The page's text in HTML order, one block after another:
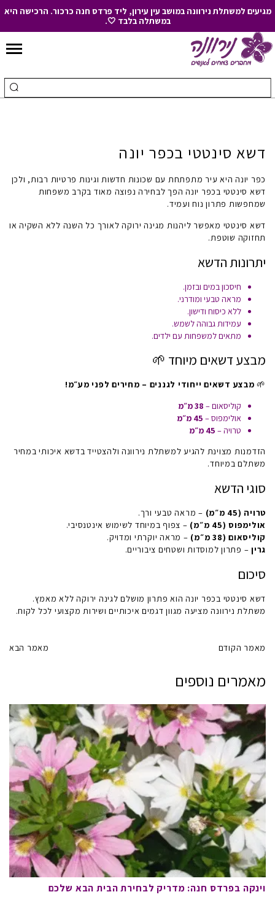
to
מגיעים למשתלת נירוונה במושב עין עירון, ליד פרדס חנה כרכור. הרכישה היא
במשתלה בלבד 🤍.
דשא סינטטי בכפר יונה
כפר יונההיא עיר מתפתחת עם שכונות חדשות וגינות פרטיות רבות, ולכן
דשא סינטטי בכפר יונההפך לבחירה נפוצה מאוד בקרב משפחות
שמחפשות פתרון נוח ועמיד.
דשא סינטטי מאפשר ליהנות מגינה ירוקה לאורך כל השנה ללא השקיה או
תחזוקה שוטפת.
יתרונות הדשא
חיסכון במים ובזמן.
מראה טבעי ומודרני.
ללא כיסוח ודישון.
עמידות גבוהה לשמש.
מתאים למשפחות עם ילדים.
מבצע דשאים מיוחד 🌱
🌱 מבצע דשאים ייחודי לגננים – מחירים לפני מע״מ!
קוליסאום – 38 מ״מ
אולימפוס – 45 מ״מ
טרויה – 45 מ״מ
הזדמנות מצוינת להגיע למשתלת נירוונהולהצטייד בדשא איכותי במחיר
משתלם במיוחד.
סוגי הדשא
טרויה (45 מ״מ)
– מראה טבעי ורך.
אולימפוס (45 מ״מ)
– צפוף במיוחד לשימוש אינטנסיבי.
קוליסאום (38 מ״מ)
– מראה יוקרתי ומדויק.
גרין– פתרון למוסדות ושטחים ציבוריים.
סיכום
דשא סינטטי בכפר יונההוא פתרון מושלם לגינה ירוקה ללא מאמץ.
משתלת נירוונהמציעה מגוון דגמים איכותיים ושירות מקצועי לכל לקוח.
מאמר הקודם מאמר הבא
מאמרים נוספים
וינקה בפרדס חנה: מדריק לבחירת הבית הבא שלכם